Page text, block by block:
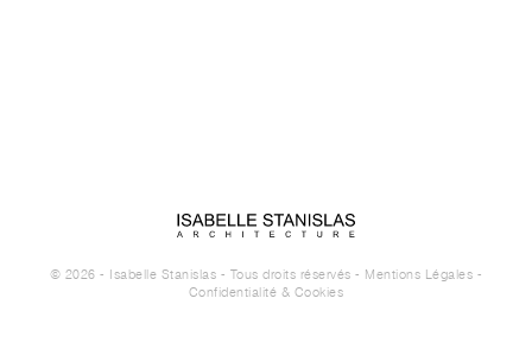
© 2026 - Isabelle Stanislas - Tous droits réservés - Mentions Légales -
Confidentialité & Cookies